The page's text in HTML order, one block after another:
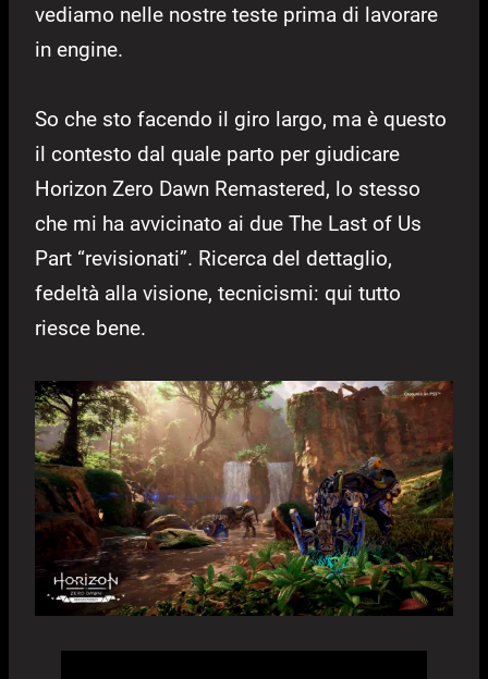
vediamo nelle nostre teste prima di lavorare
in engine.
So che sto facendo il giro largo, ma è questo
il contesto dal quale parto per giudicare
Horizon Zero Dawn Remastered, lo stesso
che mi ha avvicinato ai due The Last of Us
Part “revisionati”. Ricerca del dettaglio,
fedeltà alla visione, tecnicismi: qui tutto
riesce bene.